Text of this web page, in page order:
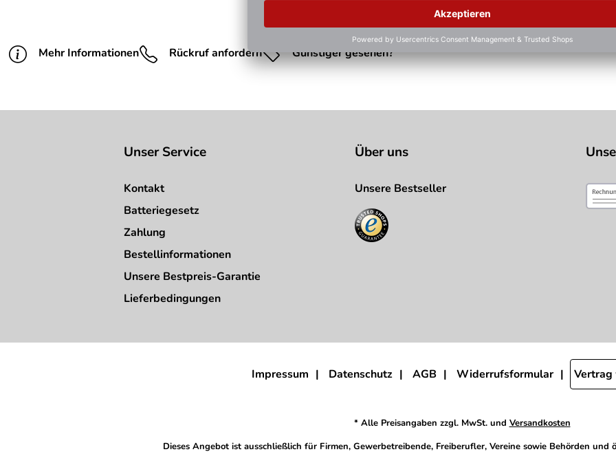
Mehr Informationen Rückruf anfordern Günstiger gesehen?
Unser Service
Kontakt
Batteriegesetz
Zahlung
Bestellinformationen
Unsere Bestpreis-Garantie
Lieferbedingungen
Über uns
Unsere Bestseller
Impressum Datenschutz AGB Widerrufsformular
* Alle Preisangaben zzgl. MwSt. und Versandkosten
Dieses Angebot ist ausschließlich für Firmen, Gewerbetreibende, Freiberufler, Vereine sowie Behörden